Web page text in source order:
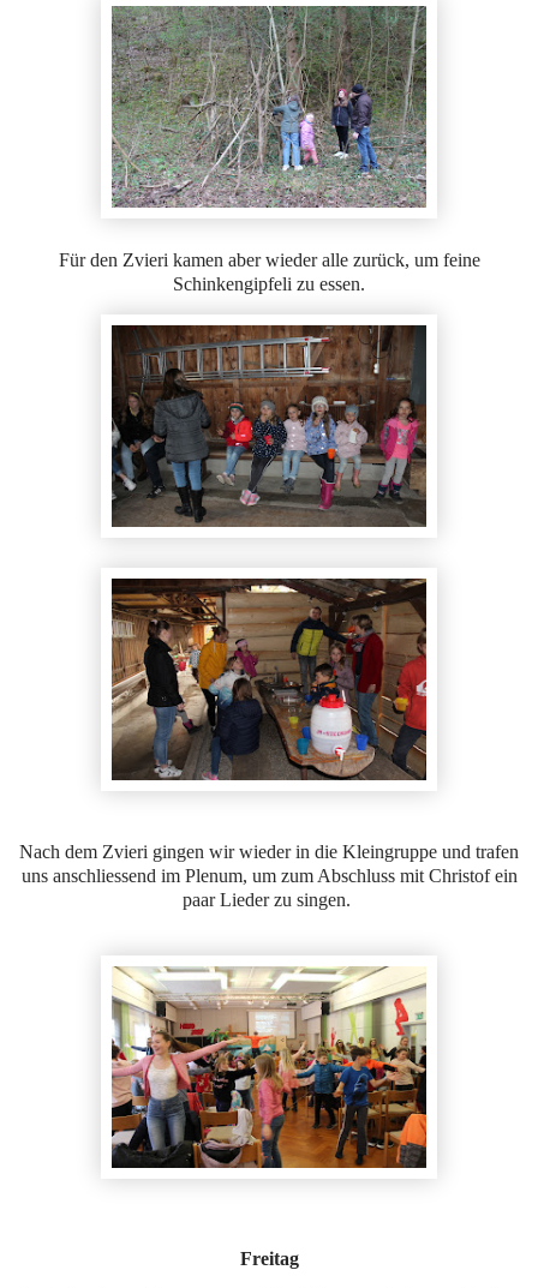
Für den Zvieri kamen aber wieder alle zurück, um feine
Schinkengipfeli zu essen.
Nach dem Zvieri gingen wir wieder in die Kleingruppe und trafen
uns anschliessend im Plenum, um zum Abschluss mit Christof ein
paar Lieder zu singen.
Freitag